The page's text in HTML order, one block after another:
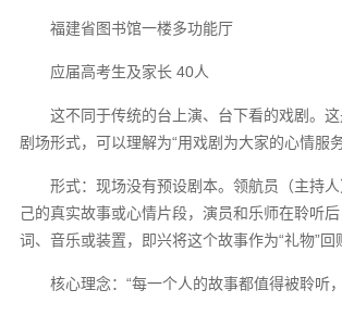
福建省图书馆一楼多功能厅
应届高考生及家长 40人
这不同于传统的台上演、台下看的戏剧。
剧场形式，可以理解为“用戏剧为大家的心情服务
形式：现场没有预设剧本。领航员（主持
己的真实故事或心情片段，演员和乐师在聆听
词、音乐或装置，即兴将这个故事作为“礼物”回
核心理念：“每一个人的故事都值得被聆听